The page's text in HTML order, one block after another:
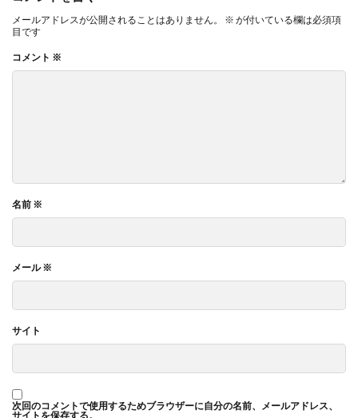
メールアドレスが公開されることはありません。 ※ が付いている欄は必須項
目です
コメント ※
名前 ※
メール※
サイト
次回のコメントで使用するためブラウザーに自分の名前、メールアドレス、
サイトを保存する。